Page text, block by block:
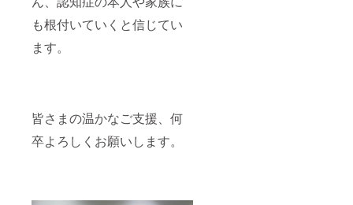
も根付いていくと信じてい
ます。
皆さまの温かなご支援、何
卒よろしくお願いします。